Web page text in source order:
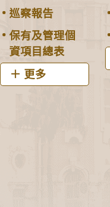
巡察報告
保有及管理個
資項目總表
更多